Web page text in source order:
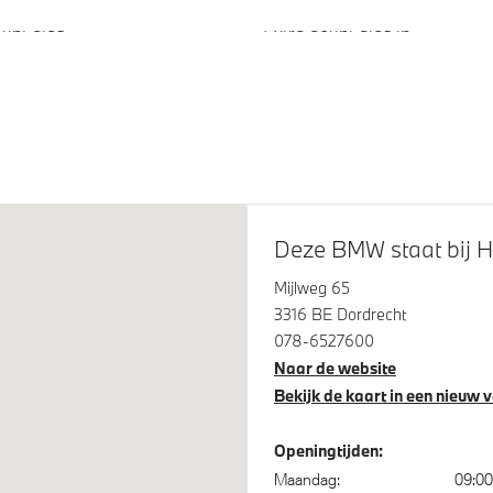
glas
Extra getint glas in
Alarmsysteem klasse 3 (VbV/
Comfort Access
Deze BMW staat bij
Mijlweg 65
3316 BE Dordrecht
078-6527600
Naar de website
Bekijk de kaart in een nieuw
Openingtijden:
Maandag: